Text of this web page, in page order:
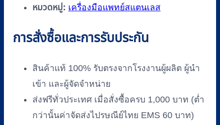
หมวดหมู่: เครื่องมือแพทย์สแตนเลส
การสั่งซื้อและการรับประกัน
สินค้าแท้ 100% รับตรงจากโรงงานผู้ผลิต ผู้นำ
เข้า และผู้จัดจำหน่าย
ส่งฟรีทั่วประเทศ เมื่อสั่งซื้อครบ 1,000 บาท (ต่ำ
กว่านั้นค่าจัดส่งไปรษณีย์ไทย EMS 60 บาท)